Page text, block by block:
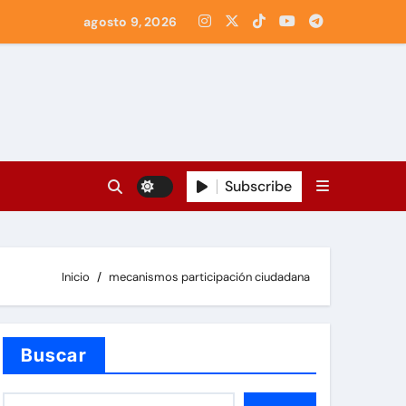
agosto 9, 2026
Subscribe
Inicio mecanismos participación ciudadana
Buscar